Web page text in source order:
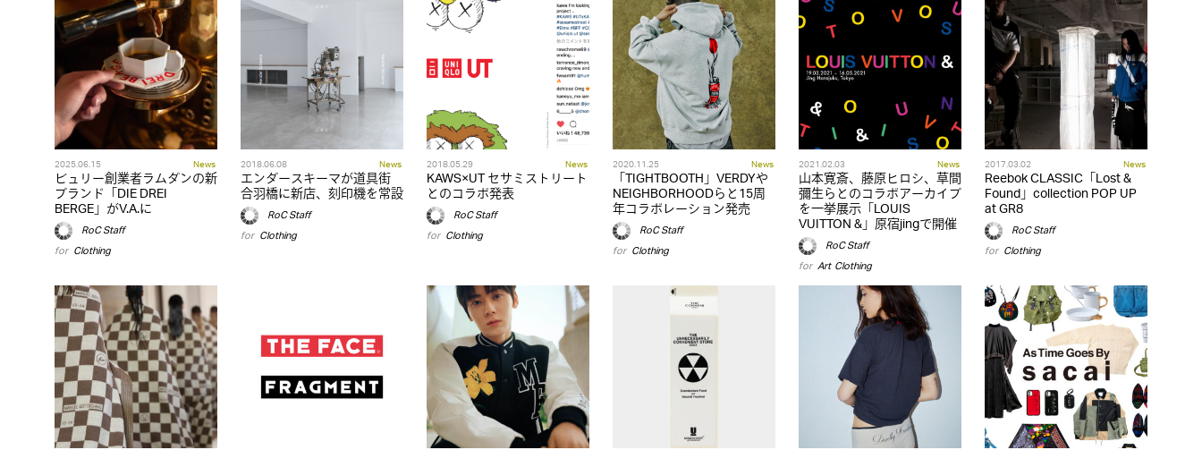
2025.06.15 News
ビュリー創業者ラムダンの新
ブランド「DIE DREI
BERGE」がV.A.に
RoC Staff
for Clothing
2018.06.08 News
エンダースキーマが道具街
合羽橋に新店、刻印機を常設
RoC Staff
for Clothing
2018.05.29 News
KAWS×UT セサミストリート
とのコラボ発表
RoC Staff
for Clothing
2020.11.25 News
「TIGHTBOOTH」VERDYや
NEIGHBORHOODらと15周
年コラボレーション発売
RoC Staff
for Clothing
2021.02.03 News
山本寛斎、藤原ヒロシ、草間
彌生らとのコラボアーカイブ
を一挙展示「LOUIS
VUITTON &」原宿jingで開催
RoC Staff
for Art,Clothing
2017.03.02 News
Reebok CLASSIC「Lost &
Found」collection POP UP
at GR8
RoC Staff
for Clothing